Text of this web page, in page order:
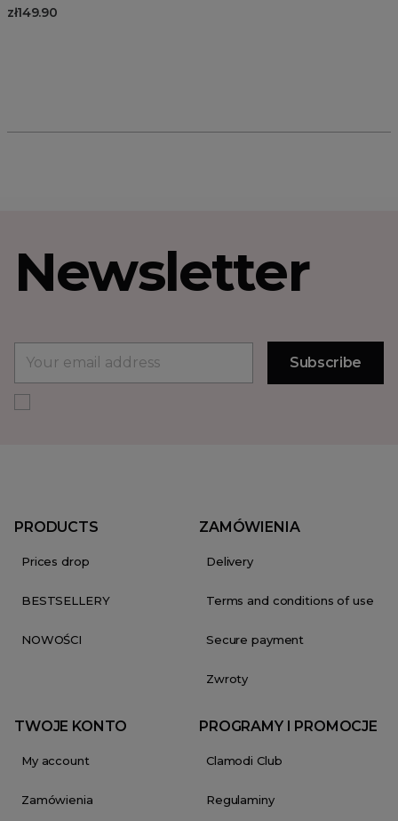
zł149.90
Newsletter
PRODUCTS
Prices drop
BESTSELLERY
NOWOŚCI
ZAMÓWIENIA
Delivery
Terms and conditions of use
Secure payment
Zwroty
TWOJE KONTO
My account
Zamówienia
PROGRAMY I PROMOCJE
Clamodi Club
Regulaminy